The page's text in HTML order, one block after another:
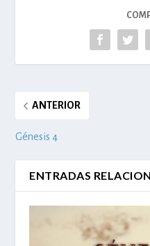
ANTERIOR
Génesis 4
ENTRADAS